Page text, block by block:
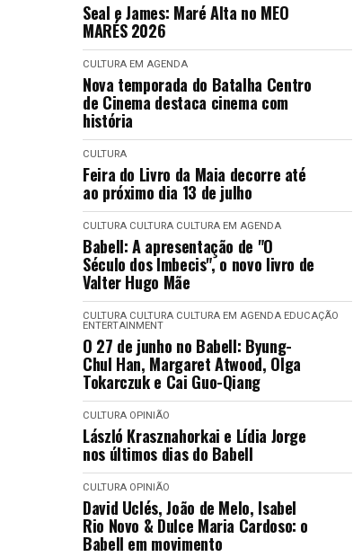
Seal e James: Maré Alta no MEO
MARÉS 2026
CULTURA EM AGENDA
Nova temporada do Batalha Centro
de Cinema destaca cinema com
história
CULTURA
Feira do Livro da Maia decorre até
ao próximo dia 13 de julho
CULTURA CULTURA CULTURA EM AGENDA
Babell: A apresentação de "O
Século dos Imbecis", o novo livro de
Valter Hugo Mãe
CULTURA CULTURA CULTURA EM AGENDA EDUCAÇÃO
ENTERTAINMENT
O 27 de junho no Babell: Byung-
Chul Han, Margaret Atwood, Olga
Tokarczuk e Cai Guo-Qiang
CULTURA OPINIÃO
László Krasznahorkai e Lídia Jorge
nos últimos dias do Babell
CULTURA OPINIÃO
David Uclés, João de Melo, Isabel
Rio Novo & Dulce Maria Cardoso: o
Babell em movimento